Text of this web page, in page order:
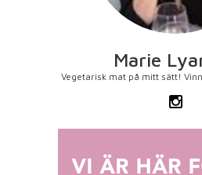
Marie
Vegetarisk mat på mitt sätt!